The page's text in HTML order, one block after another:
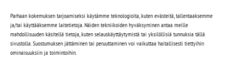
Parhaan kokemuksen tarjoamiseksi käytämme teknologioita, kuten evästeitä, tallentaaksemme
ja/tai käyttääksemme laitetietoja. Näiden tekniikoiden hyväksyminen antaa meille
mahdollisuuden käsitellä tietoja, kuten selauskäyttäytymistä tai yksilöllisiä tunnuksia tällä
sivustolla. Suostumuksen jättäminen tai peruuttaminen voi vaikuttaa haitallisesti tiettyihin
ominaisuuksiin ja toimintoihin.
Avoinna:
arkisin 12-18
lauantaisin 12-17